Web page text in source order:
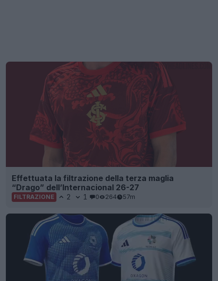
Effettuata la filtrazione della terza maglia
“Drago” dell’Internacional 26-27
FILTRAZIONE 2 1 0 264 57m